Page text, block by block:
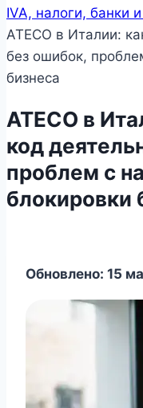
IVA, налоги, банки
ATECO в Италии:
без ошибок,
бизнеса
ATECO в
код
проблем с
блокировки
Обновлено: 15